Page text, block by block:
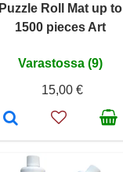
Puzzle Roll Mat up to
1500 pieces Art
Varastossa (9)
15,00 €